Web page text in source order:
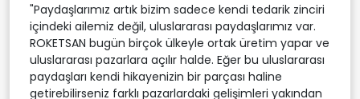
"Paydaşlarımız artık bizim sadece kendi tedarik zinciri
içindeki ailemiz değil, uluslararası paydaşlarımız var.
ROKETSAN bugün birçok ülkeyle ortak üretim yapar ve
uluslararası pazarlara açılır halde. Eğer bu uluslararası
paydaşları kendi hikayenizin bir parçası haline
getirebilirseniz farklı pazarlardaki gelişimleri yakından